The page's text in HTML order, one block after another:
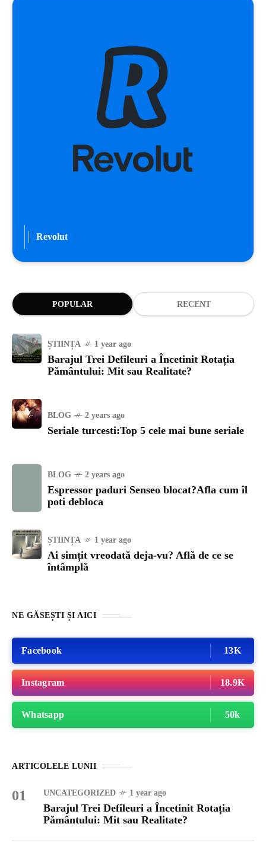
Revolut
POPULAR RECENT
ȘTIINȚA 1 year ago
Barajul Trei Defileuri a Încetinit Rotația
Pământului: Mit sau Realitate?
BLOG 2 years ago
Seriale turcesti:Top 5 cele mai bune seriale
BLOG 2 years ago
Espressor paduri Senseo blocat?Afla cum îl
poti debloca
ȘTIINȚA 1 year ago
Ai simțit vreodată deja-vu? Află de ce se
întâmplă
NE GĂSEȘTI ȘI AICI
Facebook 13K
Instagram 18.9K
Whatsapp 50k
ARTICOLELE LUNII
01 UNCATEGORIZED 1 year ago
Barajul Trei Defileuri a Încetinit Rotația
Pământului: Mit sau Realitate?